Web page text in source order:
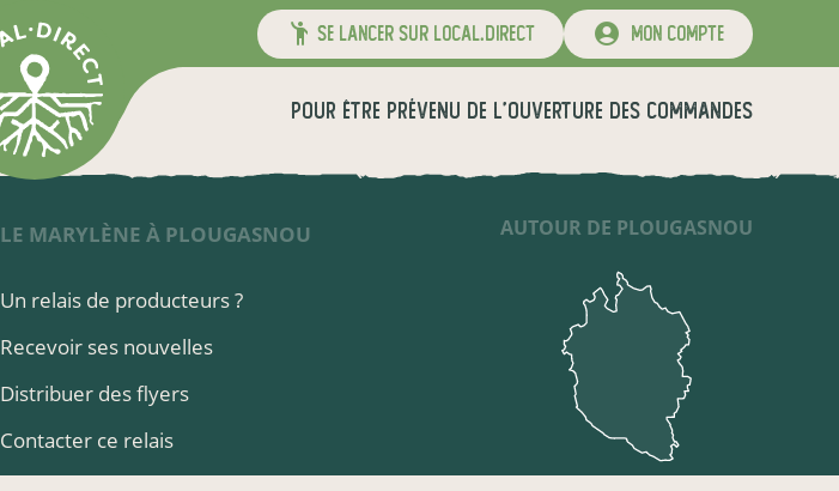
se lancer sur local.direct mon compte
POUR ÊTRE PRÉVENU DE L'OUVERTURE DES COMMANDES
LE MARYLÈNE À PLOUGASNOU
Un relais de producteurs ?
Recevoir ses nouvelles
Distribuer des flyers
Contacter ce relais
AUTOUR DE PLOUGASNOU